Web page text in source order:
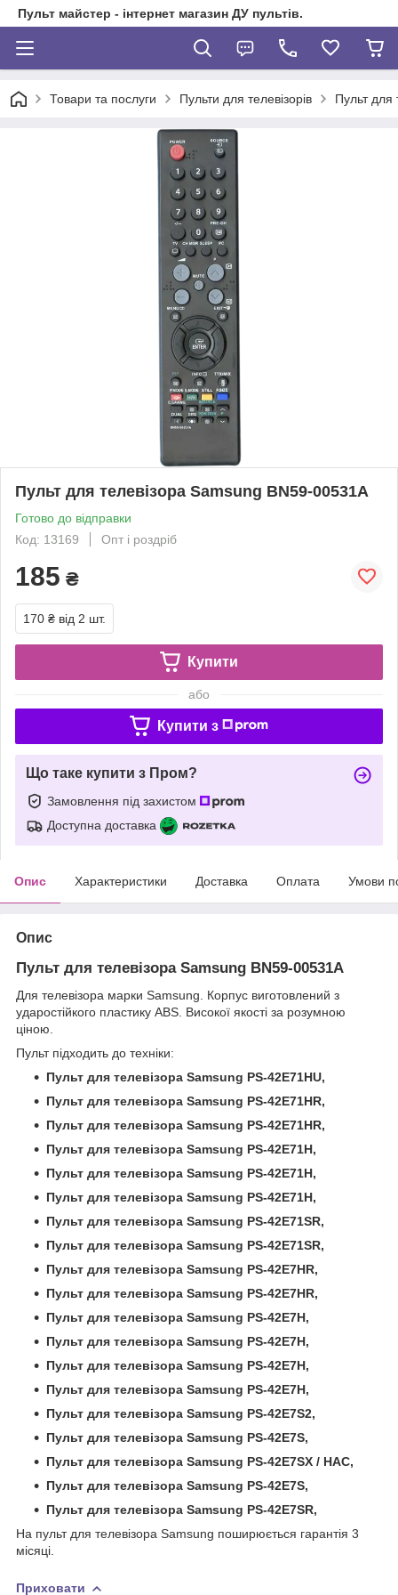
Пульт майстер - інтернет магазин ДУ пультів.
Товари та послуги Пульти для телевізорів Пульт для
Пульт для телевізора Samsung BN59-00531A
Готово до відправки
Код: 13169
Опт і роздріб
185 ₴
170 ₴ від 2 шт.
Купити
або
Купити з
Що таке купити з Пром?
Замовлення під захистом
Доступна доставка
Опис Характеристики Доставка Оплата Умови
Опис
Пульт для телевізора Samsung BN59-00531A
Для телевізора марки Samsung. Корпус виготовлений з
ударостійкого пластику ABS. Високої якості за розумною
ціною.
Пульт підходить до техніки:
Пульт для телевізора Samsung PS-42E71HU,
Пульт для телевізора Samsung PS-42E71HR,
Пульт для телевізора Samsung PS-42E71HR,
Пульт для телевізора Samsung PS-42E71H,
Пульт для телевізора Samsung PS-42E71H,
Пульт для телевізора Samsung PS-42E71H,
Пульт для телевізора Samsung PS-42E71SR,
Пульт для телевізора Samsung PS-42E71SR,
Пульт для телевізора Samsung PS-42E7HR,
Пульт для телевізора Samsung PS-42E7HR,
Пульт для телевізора Samsung PS-42E7H,
Пульт для телевізора Samsung PS-42E7H,
Пульт для телевізора Samsung PS-42E7H,
Пульт для телевізора Samsung PS-42E7H,
Пульт для телевізора Samsung PS-42E7S2,
Пульт для телевізора Samsung PS-42E7S,
Пульт для телевізора Samsung PS-42E7SX / HAC,
Пульт для телевізора Samsung PS-42E7S,
Пульт для телевізора Samsung PS-42E7SR,
На пульт для телевізора Samsung поширюється гарантія 3
місяці.
Приховати